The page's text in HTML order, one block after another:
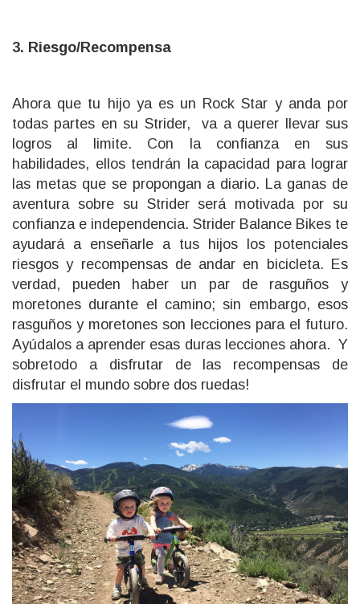
3. Riesgo/Recompensa
Ahora que tu hijo ya es un Rock Star y anda por
todas partes en su Strider, va a querer llevar sus
logros al limite. Con la confianza en sus
habilidades, ellos tendrán la capacidad para lograr
las metas que se propongan a diario. La ganas de
aventura sobre su Strider será motivada por su
confianza e independencia. Strider Balance Bikes te
ayudará a enseñarle a tus hijos los potenciales
riesgos y recompensas de andar en bicicleta. Es
verdad, pueden haber un par de rasguños y
moretones durante el camino; sin embargo, esos
rasguños y moretones son lecciones para el futuro.
Ayúdalos a aprender esas duras lecciones ahora. Y
sobretodo a disfrutar de las recompensas de
disfrutar el mundo sobre dos ruedas!